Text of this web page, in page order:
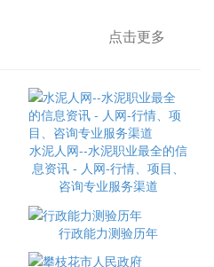
点击更多
水泥人网--水泥职业最全的信
息资讯 - 人网-行情、项目、
咨询专业服务渠道
行政能力测验历年